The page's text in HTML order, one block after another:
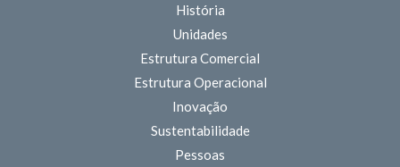
História
Unidades
Estrutura Comercial
Estrutura Operacional
Inovação
Sustentabilidade
Pessoas